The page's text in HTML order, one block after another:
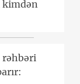
kimdən
rəhbəri